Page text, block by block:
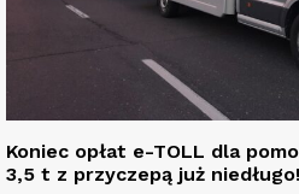
Koniec opłat e-TOLL dla
3,5 t z przyczepą już niedługo!